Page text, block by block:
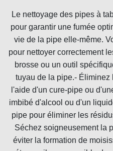
Le nettoyage des pipes à
pour garantir une fumée
vie de la pipe elle-même.
pour nettoyer correctement
brosse ou un outil
tuyau de la pipe.- Éliminez
l'aide d'un cure-pipe ou
imbibé d'alcool ou d'un
pipe pour éliminer les
Séchez soigneusement la
éviter la formation de